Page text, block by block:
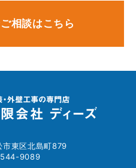
相談はこちら
東区北島町879
9089